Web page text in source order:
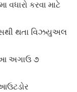
કરવા માટે
થતા વિઝયુઅલ
અગાઉ ૭